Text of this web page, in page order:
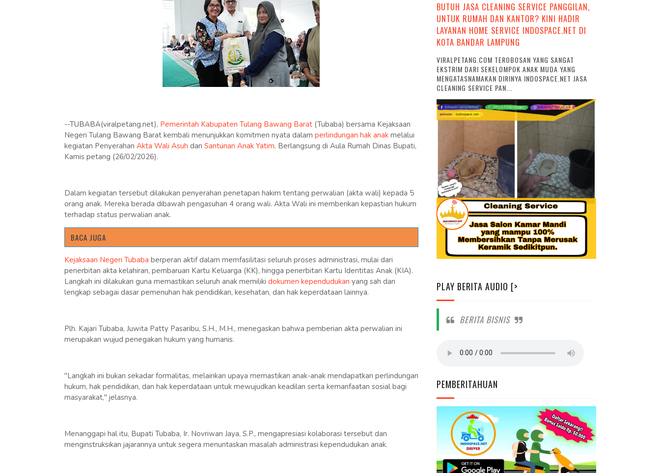
--TUBABA(viralpetang.net), Pemerintah Kabupaten Tulang Bawang Barat(Tubaba) bersama Kejaksaan
Negeri Tulang Bawang Barat kembali menunjukkan komitmen nyata dalam perlindungan hak anakmelalui
kegiatan Penyerahan Akta Wali Asuh dan Santunan Anak Yatim. Berlangsung di Aula Rumah Dinas Bupati,
Kamis petang (26/02/2026).
Dalam kegiatan tersebut dilakukan penyerahan penetapan hakim tentang perwalian (akta wali) kepada 5
orang anak. Mereka berada dibawah pengasuhan 4 orang wali. Akta Wali ini memberikan kepastian hukum
terhadap status perwalian anak.
BACA JUGA
Kejaksaan Negeri Tubaba berperan aktif dalam memfasilitasi seluruh proses administrasi, mulai dari
penerbitan akta kelahiran, pembaruan Kartu Keluarga (KK), hingga penerbitan Kartu Identitas Anak (KIA).
Langkah ini dilakukan guna memastikan seluruh anak memiliki dokumen kependudukan yang sah dan
lengkap sebagai dasar pemenuhan hak pendidikan, kesehatan, dan hak keperdataan lainnya.
Plh. Kajari Tubaba, Juwita Patty Pasaribu, S.H., M.H., menegaskan bahwa pemberian akta perwalian ini
merupakan wujud penegakan hukum yang humanis.
"Langkah ini bukan sekadar formalitas, melainkan upaya memastikan anak-anak mendapatkan perlindungan
hukum, hak pendidikan, dan hak keperdataan untuk mewujudkan keadilan serta kemanfaatan sosial bagi
masyarakat," jelasnya.
Menanggapi hal itu, Bupati Tubaba, Ir. Novriwan Jaya, S.P., mengapresiasi kolaborasi tersebut dan
menginstruksikan jajarannya untuk segera menuntaskan masalah administrasi kependudukan anak.
BUTUH JASA CLEANING SERVICE PANGGILAN,
UNTUK RUMAH DAN KANTOR? KINI HADIR
LAYANAN HOME SERVICE INDOSPACE.NET DI
KOTA BANDAR LAMPUNG
VIRALPETANG.COM TEROBOSAN YANG SANGAT
EKSTRIM DARI SEKELOMPOK ANAK MUDA YANG
MENGATASNAMAKAN DIRINYA INDOSPACE.NET JASA
CLEANING SERVICE PAN...
PLAY BERITA AUDIO [>
BERITA BISNIS
PEMBERITAHUAN